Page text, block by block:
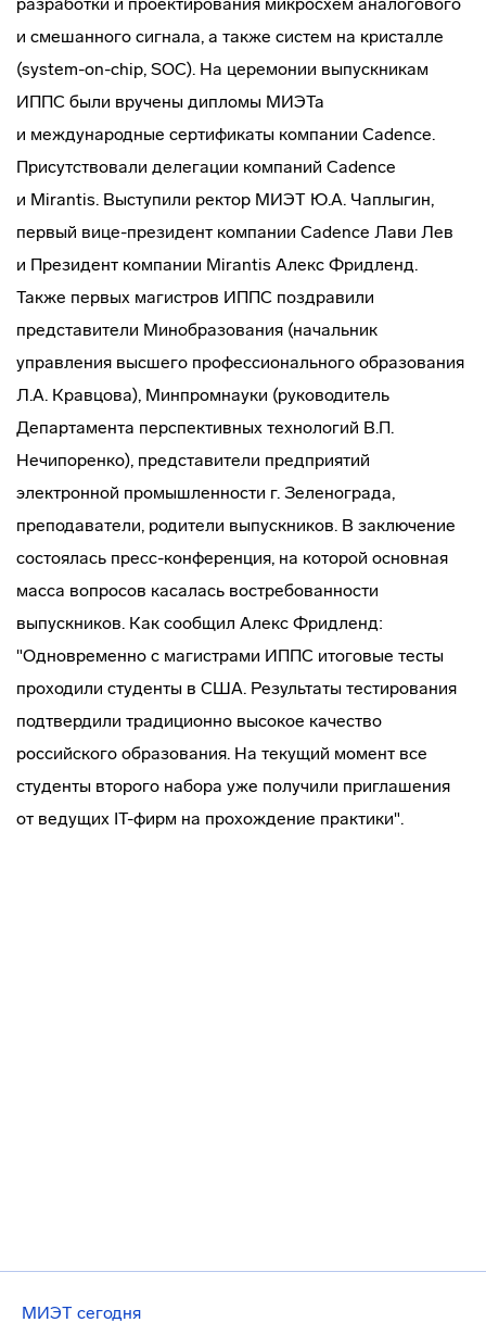
и смешанного сигнала, а также систем на кристалле
(system-on-chip, SOC). На церемонии выпускникам
ИППС были вручены дипломы МИЭТа
и международные сертификаты компании Cadence.
Присутствовали делегации компаний Cadence
и Mirantis. Выступили ректор МИЭТ Ю.А. Чаплыгин,
первый вице-президент компании Cadence Лави Лев
и Президент компании Mirantis Алекс Фридленд.
Также первых магистров ИППС поздравили
представители Минобразования (начальник
управления высшего профессионального образования
Л.А. Кравцова), Минпромнауки (руководитель
Департамента перспективных технологий В.П.
Нечипоренко), представители предприятий
электронной промышленности г. Зеленограда,
преподаватели, родители выпускников. В заключение
состоялась пресс-конференция, на которой основная
масса вопросов касалась востребованности
выпускников. Как сообщил Алекс Фридленд:
"Одновременно с магистрами ИППС итоговые тесты
проходили студенты в США. Результаты тестирования
подтвердили традиционно высокое качество
российского образования. На текущий момент все
студенты второго набора уже получили приглашения
от ведущих IT-фирм на прохождение практики".
МИЭТ сегодня